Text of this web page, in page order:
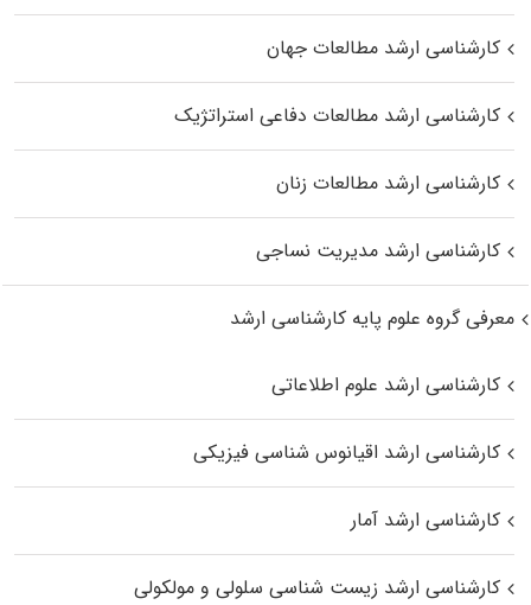
کارشناسی ارشد مطالعات جهان
کارشناسی ارشد مطالعات دفاعی استراتژیک
کارشناسی ارشد مطالعات زنان
کارشناسی ارشد مدیریت نساجی
معرفی گروه علوم پایه کارشناسی ارشد
کارشناسی ارشد علوم اطلاعاتی
کارشناسی ارشد اقیانوس‌ شناسی فیزیکی
کارشناسی ارشد آمار
کارشناسی ارشد زیست شناسی سلولی و مولکولی